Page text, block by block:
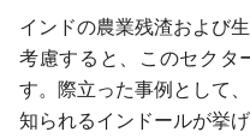
インドの農業残渣および
考慮すると、このセクタ
す。際立った事例として
知られるインドールが挙